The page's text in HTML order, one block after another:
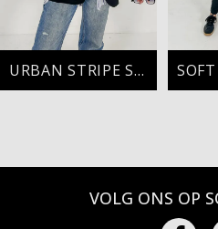
URBAN STRIPE STYLE
VOLG ONS OP